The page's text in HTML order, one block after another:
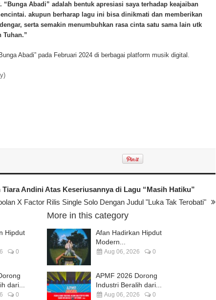
. “Bunga Abadi” adalah bentuk apresiasi saya terhadap keajaiban
akupun berharap lagu ini bisa dinikmati dan memberikan
serta semakin menumbuhkan rasa cinta satu sama lain utk
Tuhan.”
Abadi” pada Februari 2024 di berbagai platform musik digital.
Andini Atas Keseriusannya di Lagu “Masih Hatiku”
X Factor Rilis Single Solo Dengan Judul "Luka Tak Terobati"
Hipdut
0
dari...
0
More in this category
Afan Hadirkan Hipdut
Modern...
Aug 06, 2026 0
APMF 2026 Dorong
Industri Beralih dari...
Aug 06, 2026 0